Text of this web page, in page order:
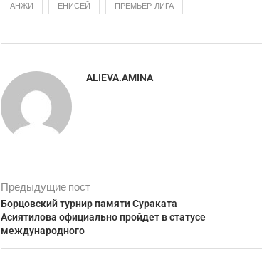
АНЖИ ЕНИСЕЙ ПРЕМЬЕР-ЛИГА
ALIEVA.AMINA
Предыдущие пост
Борцовский турнир памяти Сураката
Асиятилова официально пройдет в статусе
международного